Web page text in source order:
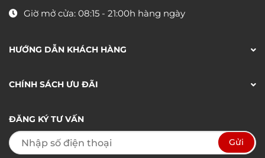
Giờ mở cửa: 08:15 - 21:00h hàng ngày
HƯỚNG DẪN KHÁCH HÀNG
CHÍNH SÁCH ƯU ĐÃI
ĐĂNG KÝ TƯ VẤN